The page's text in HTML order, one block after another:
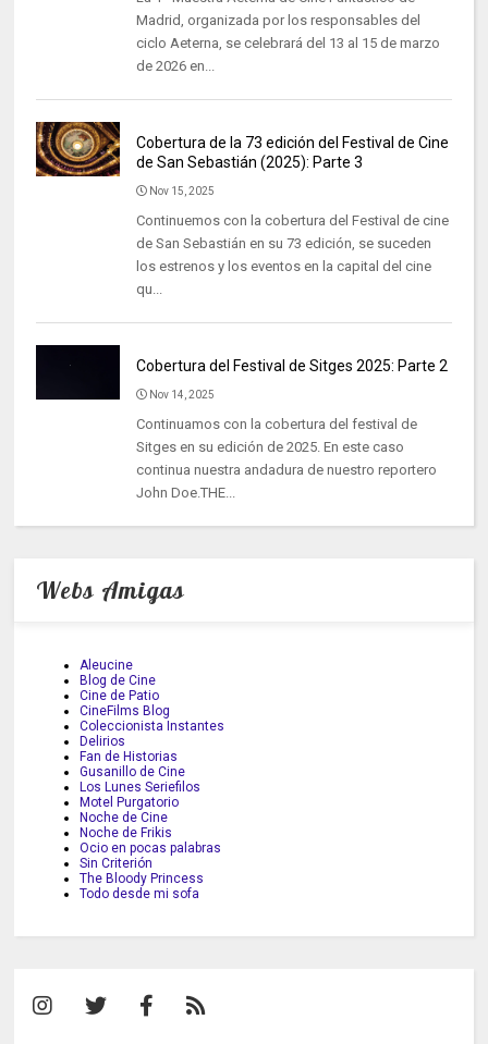
Madrid, organizada por los responsables del
ciclo Aeterna, se celebrará del 13 al 15 de marzo
de 2026 en...
Cobertura de la 73 edición del Festival de Cine
de San Sebastián (2025): Parte 3
Nov 15, 2025
Continuemos con la cobertura del Festival de cine
de San Sebastián en su 73 edición, se suceden
los estrenos y los eventos en la capital del cine
qu...
Cobertura del Festival de Sitges 2025: Parte 2
Nov 14, 2025
Continuamos con la cobertura del festival de
Sitges en su edición de 2025. En este caso
continua nuestra andadura de nuestro reportero
John Doe.THE...
Webs Amigas
Aleucine
Blog de Cine
Cine de Patio
CineFilms Blog
Coleccionista Instantes
Delirios
Fan de Historias
Gusanillo de Cine
Los Lunes Seriefilos
Motel Purgatorio
Noche de Cine
Noche de Frikis
Ocio en pocas palabras
Sin Criterión
The Bloody Princess
Todo desde mi sofa